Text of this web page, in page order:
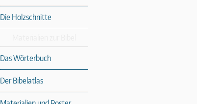
Die Holzschnitte
Das Wörterbuch
Der Bibelatlas